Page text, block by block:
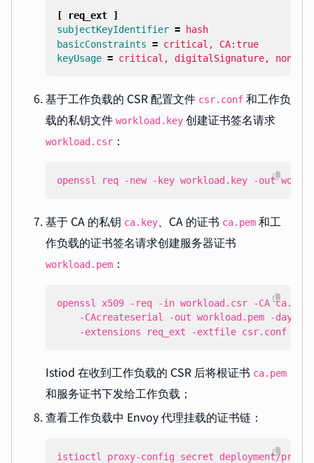
[ req_ext ]
subjectKeyIdentifier =
hash
basicConstraints = critical, CA:true
keyUsage = critical, digitalSignature,
基于工作负载的 CSR 配置文件 csr.conf 和工作负
载的私钥文件 workload.key 创建证书签名请求
workload.csr ：
openssl req -new -key workload.key -out
基于 CA 的私钥 ca.key 、CA 的证书 ca.pem 和工
作负载的证书签名请求创建服务器证书
workload.pem ：
openssl x509 -req -in workload.csr -CA
    -CAcreateserial -out workload.pem -days
-extensions req_ext -extfile csr.conf -
Istiod 在收到工作负载的 CSR 后将根证书 ca.pem
和服务证书下发给工作负载；
查看工作负载中 Envoy 代理挂载的证书链：
istioctl proxy-config secret deployment/